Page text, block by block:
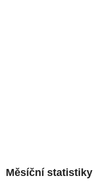
Měsíční statistiky